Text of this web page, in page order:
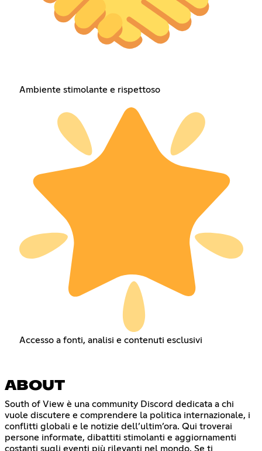
Ambiente stimolante e rispettoso
Accesso a fonti, analisi e contenuti esclusivi
ABOUT
South of View è una community Discord dedicata a chi
vuole discutere e comprendere la politica internazionale, i
conflitti globali e le notizie dell’ultim’ora. Qui troverai
persone informate, dibattiti stimolanti e aggiornamenti
costanti sugli eventi più rilevanti nel mondo. Se ti